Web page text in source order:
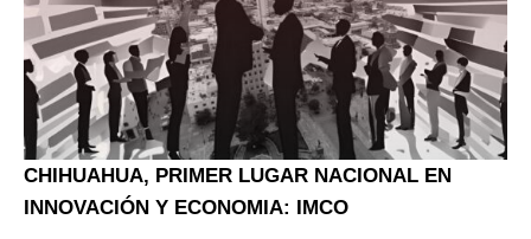
CHIHUAHUA, PRIMER LUGAR NACIONAL EN
INNOVACIÓN Y ECONOMIA: IMCO